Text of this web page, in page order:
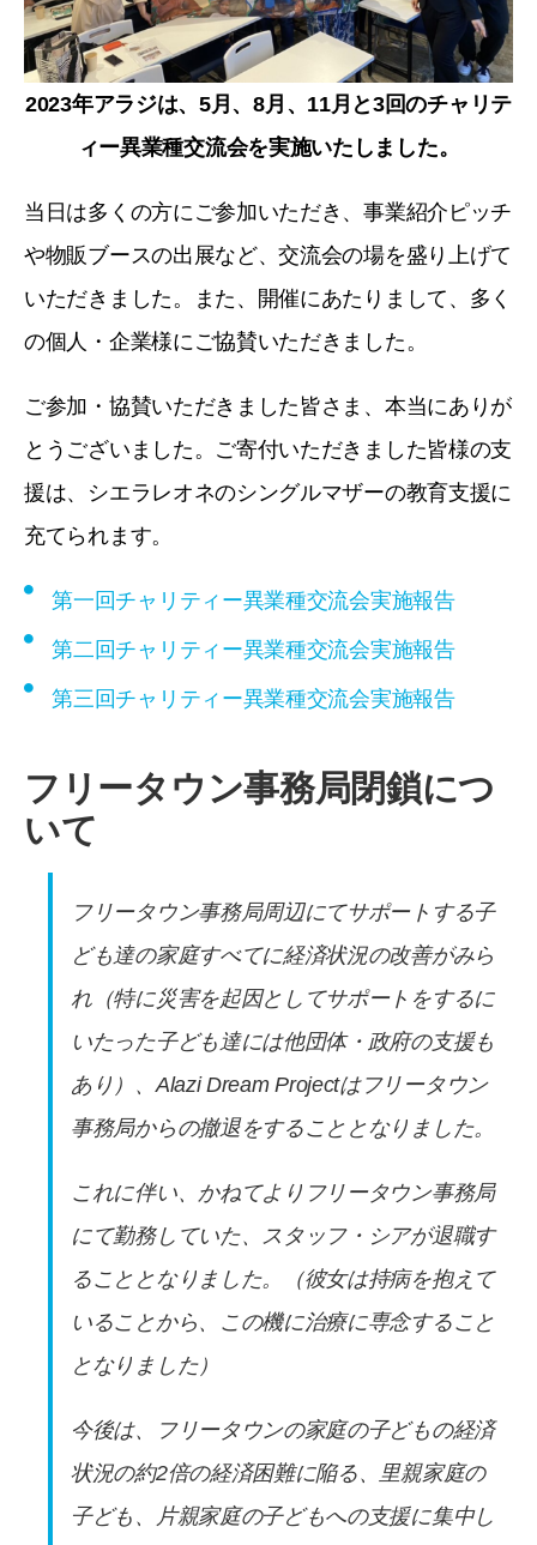
2023年アラジは、5月、8月、11月と3回のチャリテ
ィー異業種交流会を実施いたしました。
当日は多くの方にご参加いただき、事業紹介ピッチ
や物販ブースの出展など、交流会の場を盛り上げて
いただきました。また、開催にあたりまして、多く
の個人・企業様にご協賛いただきました。
ご参加・協賛いただきました皆さま、本当にありが
とうございました。ご寄付いただきました皆様の支
援は、シエラレオネのシングルマザーの教育支援に
充てられます。
第一回チャリティー異業種交流会実施報告
第二回チャリティー異業種交流会実施報告
第三回チャリティー異業種交流会実施報告
フリータウン事務局閉鎖につ
いて
フリータウン事務局周辺にてサポートする子
ども達の家庭すべてに経済状況の改善がみら
れ（特に災害を起因としてサポートをするに
いたった子ども達には他団体・政府の支援も
あり）、Alazi Dream Projectはフリータウン
事務局からの撤退をすることとなりました。
これに伴い、かねてよりフリータウン事務局
にて勤務していた、スタッフ・シアが退職す
ることとなりました。（彼女は持病を抱えて
いることから、この機に治療に専念すること
となりました）
今後は、フリータウンの家庭の子どもの経済
状況の約2倍の経済困難に陥る、里親家庭の
子ども、片親家庭の子どもへの支援に集中し